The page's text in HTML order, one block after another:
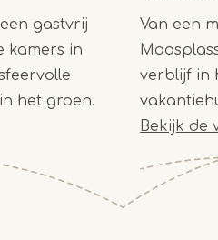
een gastvrij
kamers in
het groen.
Van een
verblijf in
Bekijk de